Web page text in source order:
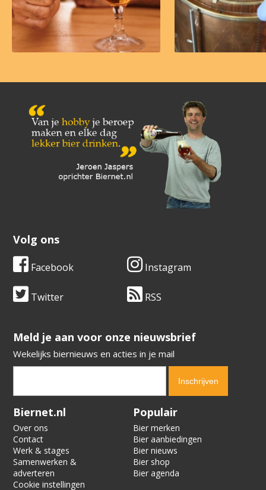
Volg ons
Facebook Instagram
Twitter RSS
​​​​​​​Meld je aan voor onze nieuwsbrief
Wekelijks biernieuws en acties in je mail
Verification code:
Biernet.nl
Over ons
Contact
Werk & stages
Samenwerken &
adverteren
Cookie instellingen
Populair
Bier merken
Bier aanbiedingen
Bier nieuws
Bier shop
Bier agenda